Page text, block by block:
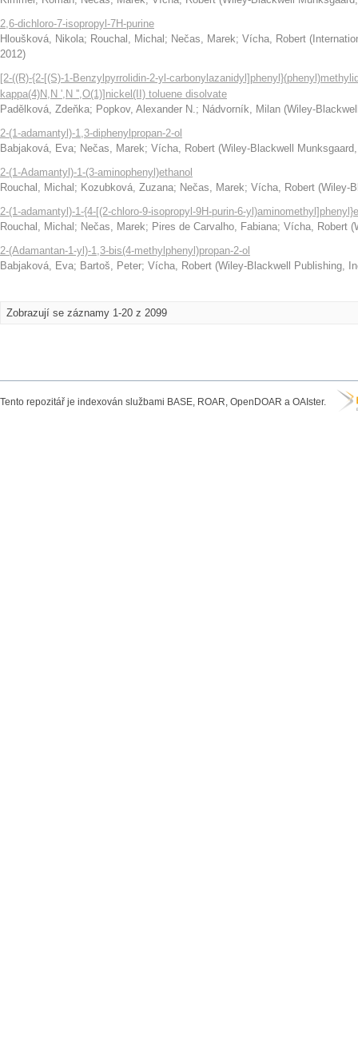
2,6-dichloro-7-isopropyl-7H-purine
Hloušková, Nikola; Rouchal, Michal ; Nečas, Marek; Vícha, Robert (
2012)
[2-((R)-{2-[(S)-1-Benzylpyrrolidin-2-yl-
kappa(4)N,N ',N '',O(1)]nickel(II) toluene disolvate
Padělková, Zdeňka; Popkov, Alexander N.; Nádvorník, Milan (Wiley-
2-(1-adamantyl)-1,3-diphenylpropan-2-ol
Babjaková, Eva; Nečas, Marek; Vícha, Robert (Wiley-Blackwell Munksgaard
2-(1-Adamantyl)-1-(3-aminophenyl)ethanol
Rouchal, Michal ; Kozubková, Zuzana; Nečas, Marek; Vícha, Robert (Wiley-
2-(1-adamantyl)-1-{4-[(2-chloro-9-isopropyl-9H-purin-6-
Rouchal, Michal ; Nečas, Marek; Pires de Carvalho, Fabiana; Vícha, Robert (
2-(Adamantan-1-yl)-1,3-bis(4-methylphenyl)propan-2-ol
Babjaková, Eva; Bartoš, Peter; Vícha, Robert (Wiley-Blackwell Publishing,
Zobrazují se záznamy 1-20 z 2099
Tento repozitář je indexován službami BASE, ROAR, OpenDOAR a OAIster.